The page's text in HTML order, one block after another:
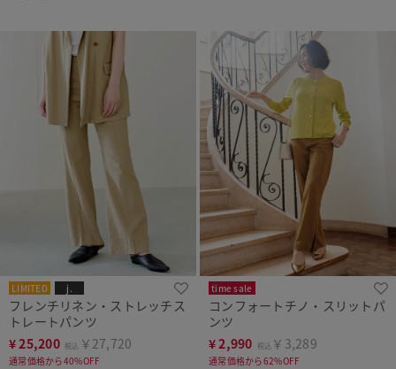
LIMITED j.
フレンチリネン・ストレッチス
トレートパンツ
¥25,200 税込 ￥27,720
通常価格から40%OFF
time sale
コンフォートチノ・スリットパ
ンツ
¥2,990 税込 ￥3,289
通常価格から62%OFF